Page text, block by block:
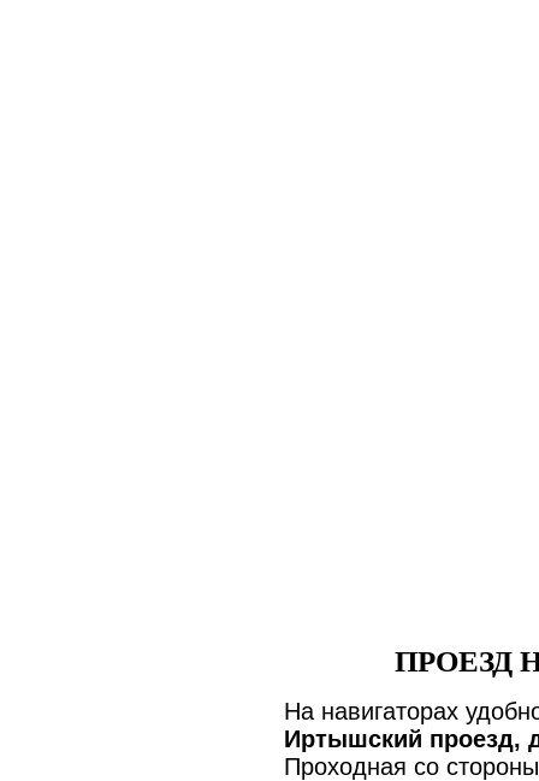
ПРОЕЗД
На навигаторах
Иртышский проезд,
Проходная со